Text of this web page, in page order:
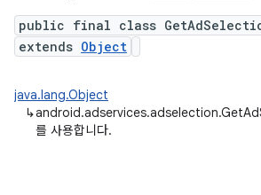
public final class
extends Object
java.lang.Object
↳
를 사용합니다.